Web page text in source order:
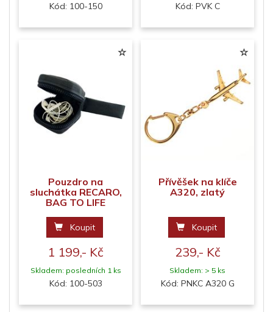
Kód: 100-150 Kód: PVK C
Pouzdro na
sluchátka RECARO,
BAG TO LIFE
Koupit
1 199,- Kč
Skladem: posledních 1 ks
Kód: 100-503
Přívěšek na klíče
A320, zlatý
Koupit
239,- Kč
Skladem: > 5 ks
Kód: PNKC A320 G